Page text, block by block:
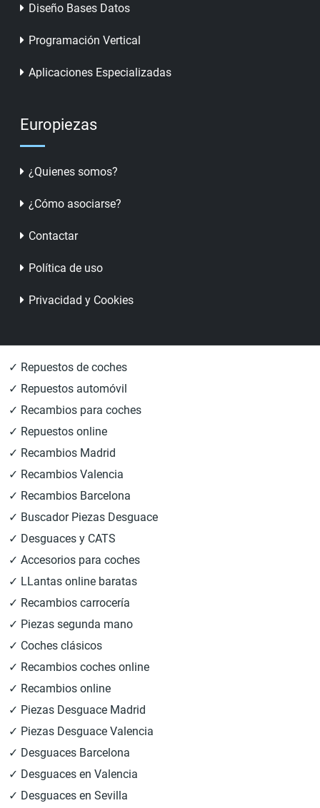
Diseño Bases Datos
Programación Vertical
Aplicaciones Especializadas
Europiezas
¿Quienes somos?
¿Cómo asociarse?
Contactar
Política de uso
Privacidad y Cookies
✓ Repuestos de coches
✓ Repuestos automóvil
✓ Recambios para coches
✓ Repuestos online
✓ Recambios Madrid
✓ Recambios Valencia
✓ Recambios Barcelona
✓ Buscador Piezas Desguace
✓ Desguaces y CATS
✓ Accesorios para coches
✓ LLantas online baratas
✓ Recambios carrocería
✓ Piezas segunda mano
✓ Coches clásicos
✓ Recambios coches online
✓ Recambios online
✓ Piezas Desguace Madrid
✓ Piezas Desguace Valencia
✓ Desguaces Barcelona
✓ Desguaces en Valencia
✓ Desguaces en Sevilla